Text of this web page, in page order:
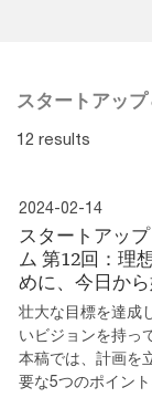
スタートアッ
12 results
2024-02-14
スタートアッ
ム 第12回：理
めに、今日か
壮大な目標を達成
いビジョンを持っ
本稿では、計画を
要な5つのポイント